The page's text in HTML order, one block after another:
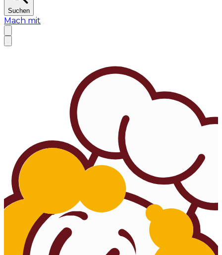
Suchen
Mach mit